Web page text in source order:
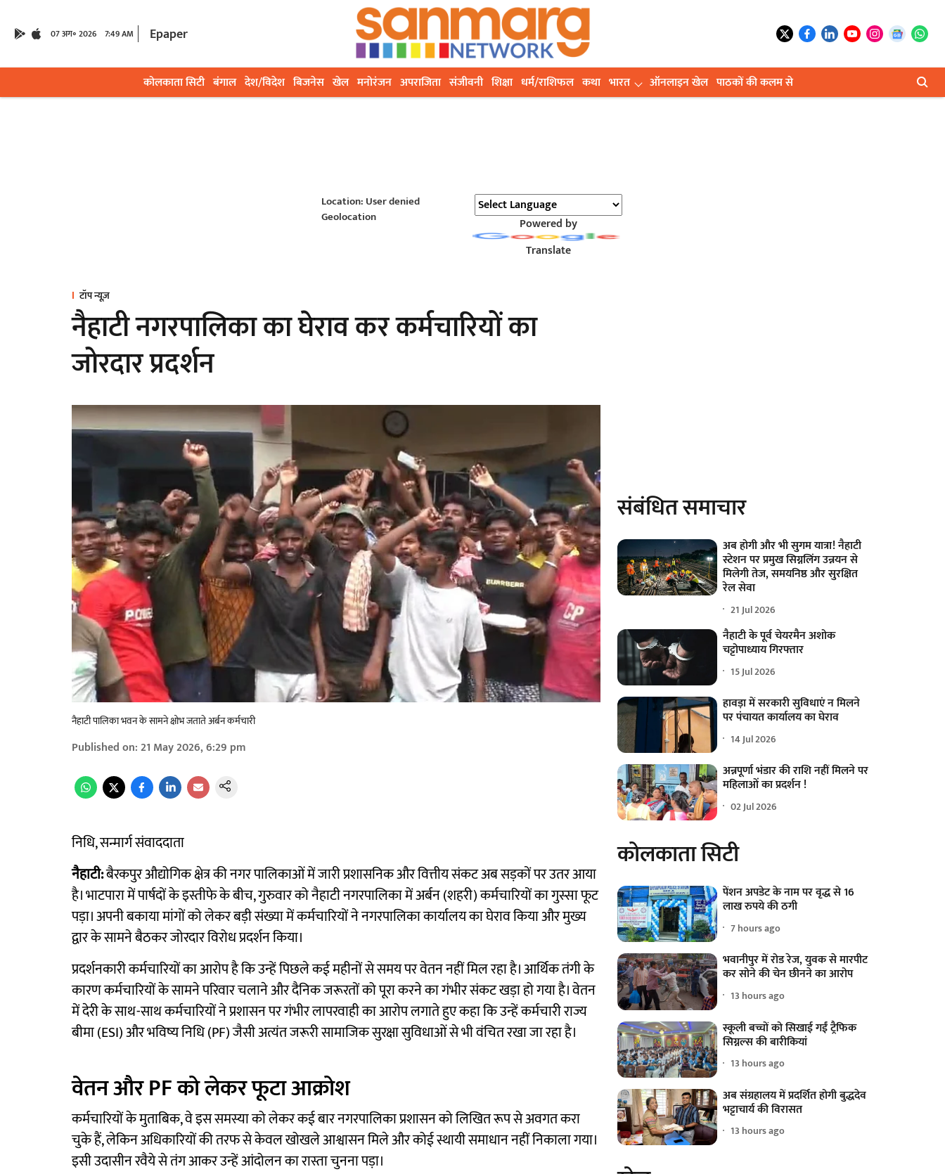
07 अग॰ 2026 7:49 AM Epaper
कोलकाता सिटी बंगाल देश/विदेश बिजनेस खेल मनोरंजन अपराजिता संजीवनी शिक्षा धर्म/राशिफल कथा भारत ऑनलाइन खेल पाठकों की कलम से
Location: User denied
Geolocation
Powered by
Translate
टॉप न्यूज़
नैहाटी नगरपालिका का घेराव कर कर्मचारियों का
जोरदार प्रदर्शन
नैहाटी पालिका भवन के सामने क्षोभ जताते अर्बन कर्मचारी
Published on:21 May 2026, 6:29 pm
निधि, सन्मार्ग संवाददाता
नैहाटी:बैरकपुर औद्योगिक क्षेत्र की नगर पालिकाओं में जारी प्रशासनिक और वित्तीय संकट अब सड़कों पर उतर आया
है। भाटपारा में पार्षदों के इस्तीफे के बीच, गुरुवार को नैहाटी नगरपालिका में अर्बन (शहरी) कर्मचारियों का गुस्सा फूट
पड़ा। अपनी बकाया मांगों को लेकर बड़ी संख्या में कर्मचारियों ने नगरपालिका कार्यालय का घेराव किया और मुख्य
द्वार के सामने बैठकर जोरदार विरोध प्रदर्शन किया।
प्रदर्शनकारी कर्मचारियों का आरोप है कि उन्हें पिछले कई महीनों से समय पर वेतन नहीं मिल रहा है। आर्थिक तंगी के
कारण कर्मचारियों के सामने परिवार चलाने और दैनिक जरूरतों को पूरा करने का गंभीर संकट खड़ा हो गया है। वेतन
में देरी के साथ-साथ कर्मचारियों ने प्रशासन पर गंभीर लापरवाही का आरोप लगाते हुए कहा कि उन्हें कर्मचारी राज्य
बीमा (ESI) और भविष्य निधि (PF) जैसी अत्यंत जरूरी सामाजिक सुरक्षा सुविधाओं से भी वंचित रखा जा रहा है।
वेतन और PF को लेकर फूटा आक्रोश
कर्मचारियों के मुताबिक, वे इस समस्या को लेकर कई बार नगरपालिका प्रशासन को लिखित रूप से अवगत करा
चुके हैं, लेकिन अधिकारियों की तरफ से केवल खोखले आश्वासन मिले और कोई स्थायी समाधान नहीं निकाला गया।
इसी उदासीन रवैये से तंग आकर उन्हें आंदोलन का रास्ता चुनना पड़ा।
संबंधित समाचार
अब होगी और भी सुगम यात्रा! नैहाटी
स्टेशन पर प्रमुख सिग्नलिंग उन्नयन से
मिलेगी तेज, समयनिष्ठ और सुरक्षित
रेल सेवा
21 Jul 2026
नैहाटी के पूर्व चेयरमैन अशोक
चट्टोपाध्याय गिरफ्तार
15 Jul 2026
हावड़ा में सरकारी सुविधाएं न मिलने
पर पंचायत कार्यालय का घेराव
14 Jul 2026
अन्नपूर्णा भंडार की राशि नहीं मिलने पर
महिलाओं का प्रदर्शन !
02 Jul 2026
कोलकाता सिटी
पेंशन अपडेट के नाम पर वृद्ध से 16
लाख रुपये की ठगी
7 hours ago
भवानीपुर में रोड रेज, युवक से मारपीट
कर सोने की चेन छीनने का आरोप
13 hours ago
स्कूली बच्चों को सिखाई गईं ट्रैफिक
सिग्नल्स की बारीकियां
13 hours ago
अब संग्रहालय में प्रदर्शित होगी बुद्धदेव
भट्टाचार्य की विरासत
13 hours ago